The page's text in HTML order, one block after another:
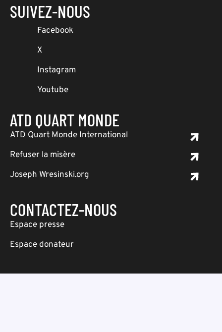
SUIVEZ-NOUS
Facebook
X
Instagram
Youtube
ATD QUART MONDE
ATD Quart Monde International
Refuser la misère
Joseph Wresinski.org
CONTACTEZ-NOUS
Espace presse
Espace donateur